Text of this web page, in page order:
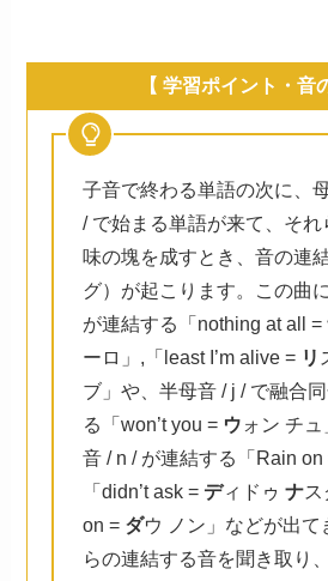
【 学習ポイント・音
子音で終わる単語の次に、
/ で始まる単語が来て、そ
味の塊を成すとき、音の連
グ）が起こります。この曲
が連結する「nothing at all =
ーロ」,「least I’m alive = リ
ブ」や、半母音 / j / で融合
る「won’t you = ウォン チ
音 / n / が連結する「Rain on
「didn’t ask = ディドゥ ナス
on = ダウ ノン」などが出て
らの連結する音を聞き取り